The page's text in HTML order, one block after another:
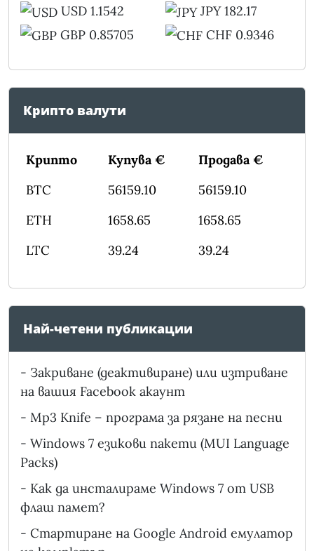
USD 1.1542
GBP 0.85705
JPY 182.17
CHF 0.9346
Крипто валути
Крипто Купува €
Продава €
BTC
56159.10
56159.10
ETH
1658.65
1658.65
LTC
39.24 39.24
Най-четени публикации
- Закриване (деактивиране) или изтриване
на вашия Facebook акаунт
- Mp3 Knife – програма за рязане на песни
- Windows 7 езикови пакети (MUI Language
Packs)
- Как да инсталираме Windows 7 от USB
флаш памет?
- Стартиране на Google Android емулатор